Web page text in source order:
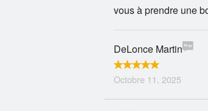
vous à prendre une
DeLonce Martin
Octobre 11, 2025